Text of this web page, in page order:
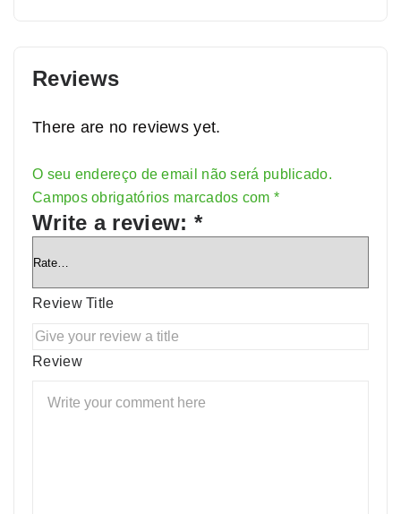
Reviews
There are no reviews yet.
O seu endereço de email não será publicado.
Campos obrigatórios marcados com *
Write a review: *
Review Title
Review
Alternative: